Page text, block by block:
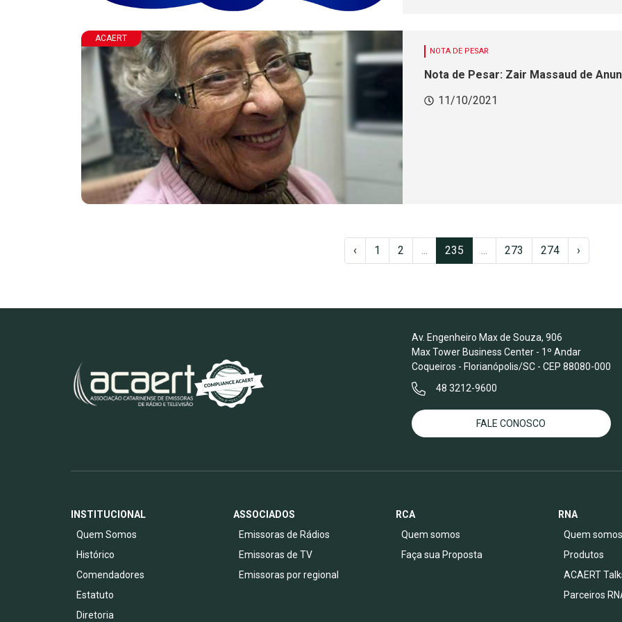
ACAERT
NOTA DE PESAR
Nota de Pesar: Zair Massaud de
11/10/2021
‹ 1 2 ... 235 ... 273 274 ›
Av. Engenheiro Max de Souza, 906
Max Tower Business Center - 1º Andar
Coqueiros - Florianópolis/SC - CEP 88080-000
48 3212-9600
FALE CONOSCO
INSTITUCIONAL
Quem Somos
Histórico
Comendadores
Estatuto
Diretoria
ASSOCIADOS
Emissoras de Rádios
Emissoras de TV
Emissoras por regional
RCA
Quem somos
Faça sua Proposta
RNA
Quem somos
Produtos
ACAERT
Parceiros